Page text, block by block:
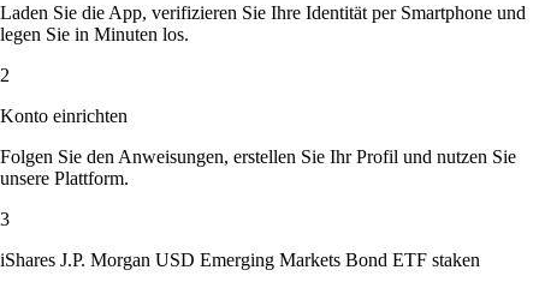
Laden Sie die App, verifizieren Sie Ihre Identität per Smartphone und
legen Sie in Minuten los.
2
Konto einrichten
Folgen Sie den Anweisungen, erstellen Sie Ihr Profil und nutzen Sie
unsere Plattform.
3
iShares J.P. Morgan USD Emerging Markets Bond ETF staken